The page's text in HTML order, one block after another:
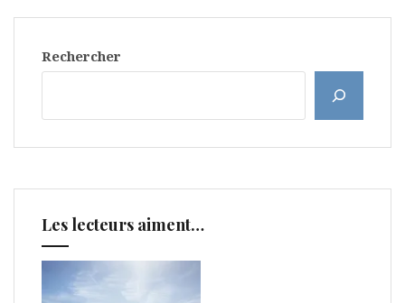
Rechercher
Les lecteurs aiment…